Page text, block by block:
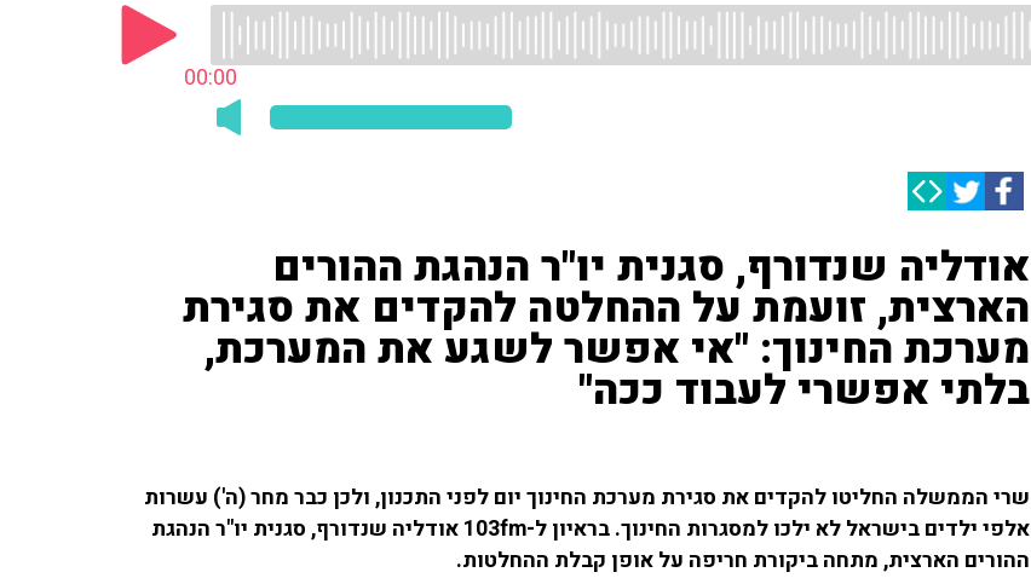
00:00
אודליה שנדורף, סגנית יו"ר הנהגת ההורים
הארצית, זועמת על ההחלטה להקדים את סגירת
מערכת החינוך: "אי אפשר לשגע את המערכת,
בלתי אפשרי לעבוד ככה"
שרי הממשלה החליטו להקדים את סגירת מערכת החינוך יום לפני התכנון, ולכן כבר מחר (ה') עשרות
אלפי ילדים בישראל לא ילכו למסגרות החינוך. בראיון ל-103fm אודליה שנדורף, סגנית יו"ר הנהגת
ההורים הארצית, מתחה ביקורת חריפה על אופן קבלת ההחלטות.